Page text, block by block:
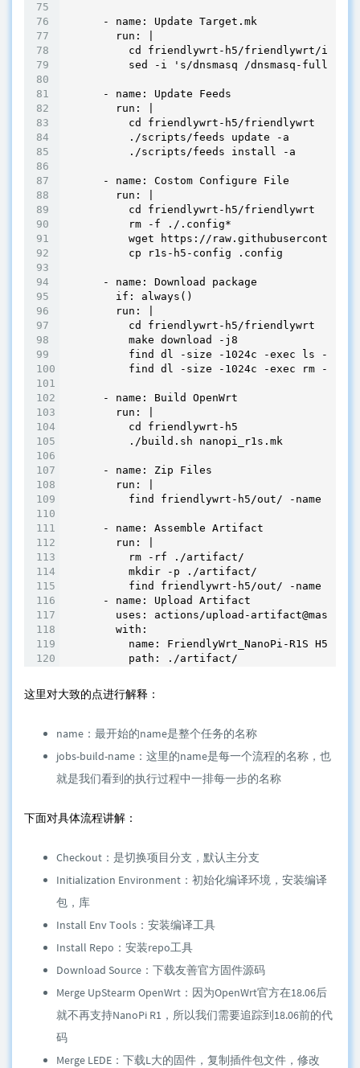
      - name: Update Target.mk
        run: |
cd friendlywrt-h5/friendlywrt/
sed -i 's/dnsmasq /dnsmasq-full
      - name: Update Feeds
        run: |
          cd friendlywrt-h5/friendlywrt
          ./scripts/feeds update -a
          ./scripts/feeds install -a
      - name: Costom Configure File
        run: |
          cd friendlywrt-h5/friendlywrt
          rm -f ./.config*
wget https://
          cp r1s-h5-config .config
      - name: Download package
        if: always()
        run: |
          cd friendlywrt-h5/friendlywrt
          make download -j8
find dl -size -1024c -exec ls -l {}
find dl -size -1024c -exec rm -f {}
      - name: Build OpenWrt
        run: |
          cd friendlywrt-h5
          ./build.sh nanopi_r1s.mk
      - name: Zip Files
        run: |
find friendlywrt-h5/out/ -name
      - name: Assemble Artifact
        run: |
          rm -rf ./artifact/
          mkdir -p ./artifact/
find friendlywrt-h5/out/ -name
      - name: Upload Artifact
        uses: actions/upload-artifact@master
        with:
name: FriendlyWrt_NanoPi-R1S H5
          path: ./artifact/
这里对大致的点进行解释：
name：最开始的name是整个任务的名称
jobs-build-name：这里的name是每一个流程的名称，也
就是我们看到的执行过程中一排每一步的名称
下面对具体流程讲解：
Checkout：是切换项目分支，默认主分支
Initialization Environment：初始化编译环境，安装编译
包，库
Install Env Tools：安装编译工具
Install Repo：安装repo工具
Download Source：下载友善官方固件源码
Merge UpStearm OpenWrt：因为OpenWrt官方在18.06后
就不再支持NanoPi R1，所以我们需要追踪到18.06前的代
码
Merge LEDE：下载L大的固件，复制插件包文件，修改